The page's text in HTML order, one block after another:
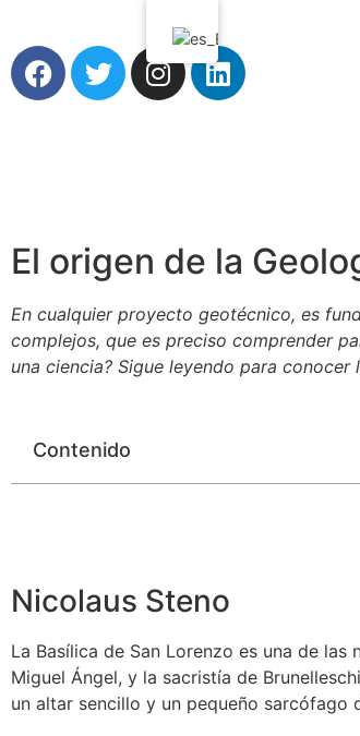
El origen de la
En cualquier proyecto geotécnico, es
complejos, que es preciso comprender
una ciencia? Sigue leyendo para conocer
Contenido
Nicolaus Steno
La Basílica de San Lorenzo es una de
Miguel Ángel, y la sacristía de
un altar sencillo y un pequeño sarcófago